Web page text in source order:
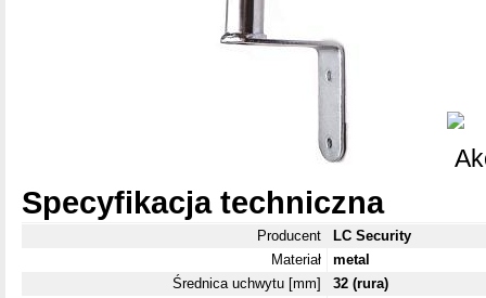
Specyfikacja techniczna
Producent
LC Security
Materiał
metal
Średnica uchwytu [mm]
32 (rura)